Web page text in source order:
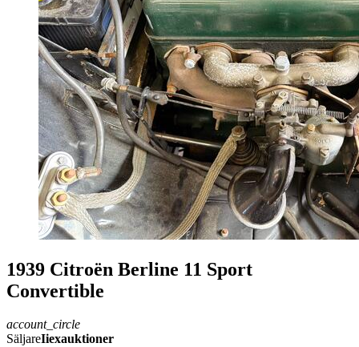
1939 Citroën Berline 11 Sport
Convertible
account_circle
SäljareIiexauktioner